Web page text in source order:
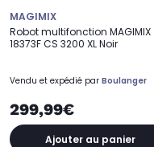
MAGIMIX
Robot multifonction MAGIMIX
18373F CS 3200 XL Noir
Vendu et expédié par Boulanger
299,99€
Ajouter au panier